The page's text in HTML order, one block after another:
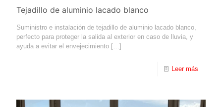
Tejadillo de aluminio lacado blanco
Suministro e instalación de tejadillo de aluminio lacado blanco,
perfecto para proteger la salida al exterior en caso de lluvia, y
ayuda a evitar el envejecimiento […]
Leer más